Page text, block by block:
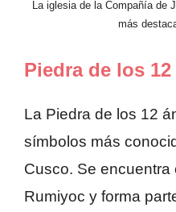
La iglesia de la Compañía de
más
Piedra de los
La Piedra de los 12
símbolos más
Cusco. Se encuentra
Rumiyoc y forma